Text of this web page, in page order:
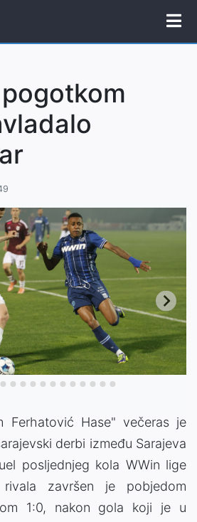
Ferhatović Hase" večeras je
derbi između Sarajeva
posljednjeg kola WWin lige
završen je pobjedom
1:0, nakon gola koji je u